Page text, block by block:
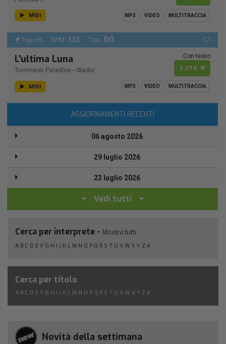
MIDI MP3 VIDEO MULTITRACCIA
Top Hit BPM: 132 Ton.: DO
L'ultima Luna
Tommaso Paradiso - Stadio
Con testo
2,99 €
MIDI MP3 VIDEO MULTITRACCIA
AGGIORNAMENTI RECENTI
06 agosto 2026
29 luglio 2026
23 luglio 2026
Vedi tutti
Cerca per interprete - Mostra tutti
A B C D E F G H I J K L M N O P Q R S T U V W X Y Z #
Cerca per titolo
A B C D E F G H I J K L M N O P Q R S T U V W X Y Z #
Novità della settimana